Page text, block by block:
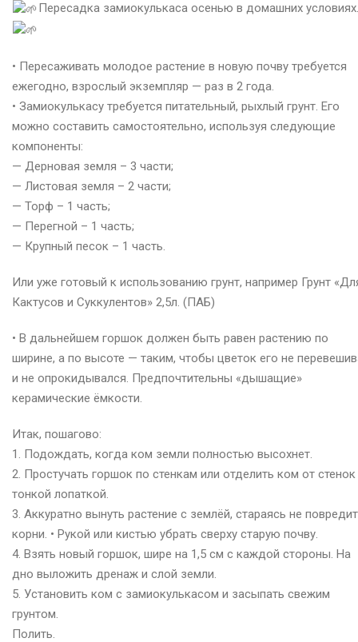
Пересадка замиокулькаса осенью в домашних
• Пересаживать молодое растение в новую почву требуется
ежегодно, взрослый экземпляр — раз в 2 года.
• Замиокулькасу требуется питательный, рыхлый грунт. Его
можно составить самостоятельно, используя следующие
компоненты:
— Дерновая земля – 3 части;
— Листовая земля – 2 части;
— Торф – 1 часть;
— Перегной – 1 часть;
— Крупный песок – 1 часть.
Или уже готовый к использованию грунт, например Грунт
Кактусов и Суккулентов» 2,5л. (ПАБ)
• В дальнейшем горшок должен быть равен растению по
ширине, а по высоте — таким, чтобы цветок его не
и не опрокидывался. Предпочтительны «дышащие»
керамические ёмкости.
Итак, пошагово:
1. Подождать, когда ком земли полностью высохнет.
2. Простучать горшок по стенкам или отделить ком от стенок
тонкой лопаткой.
3. Аккуратно вынуть растение с землёй, стараясь не
корни. • Рукой или кистью убрать сверху старую почву.
4. Взять новый горшок, шире на 1,5 см с каждой стороны. На
дно выложить дренаж и слой земли.
5. Установить ком с замиокулькасом и засыпать свежим
грунтом.
Полить.